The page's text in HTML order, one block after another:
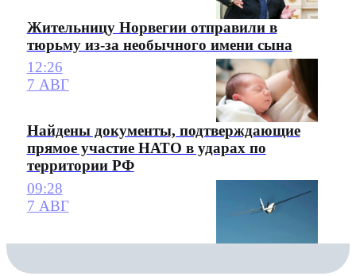
Жительницу Норвегии отправили в
тюрьму из-за необычного имени сына
12:26
7 АВГ
Найдены документы, подтверждающие
прямое участие НАТО в ударах по
территории РФ
09:28
7 АВГ